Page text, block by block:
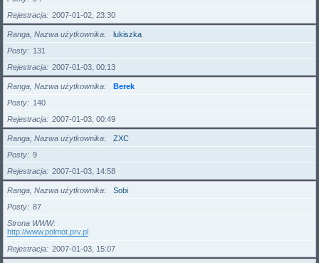
Rejestracja
2007-01-02, 23:30
Ranga, Nazwa użytkownika
lukiszka
Posty
131
Rejestracja
2007-01-03, 00:13
Ranga, Nazwa użytkownika
Berek
Posty
140
Rejestracja
2007-01-03, 00:49
Ranga, Nazwa użytkownika
ZXC
Posty
9
Rejestracja
2007-01-03, 14:58
Ranga, Nazwa użytkownika
Sobi
Posty
87
Strona WWW
http://www.polmot.prv.pl
Rejestracja
2007-01-03, 15:07